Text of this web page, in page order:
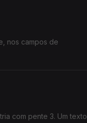
nos campos de
com pente 3. Um texto